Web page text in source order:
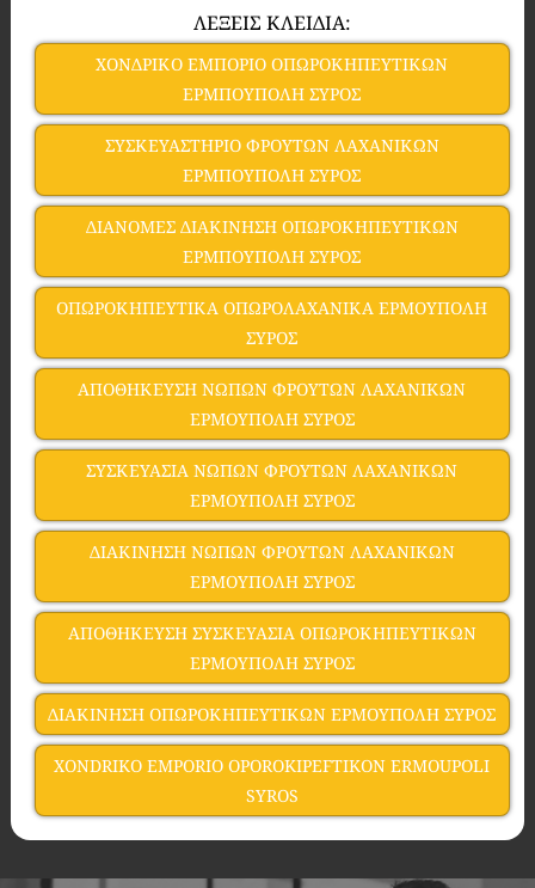
ΛΕΞΕΙΣ ΚΛΕΙΔΙΑ:
ΧΟΝΔΡΙΚΟ ΕΜΠΟΡΙΟ ΟΠΩΡΟΚΗΠΕΥΤΙΚΩΝ
ΕΡΜΠΟΥΠΟΛΗ ΣΥΡΟΣ
ΣΥΣΚΕΥΑΣΤΗΡΙΟ ΦΡΟΥΤΩΝ ΛΑΧΑΝΙΚΩΝ
ΕΡΜΠΟΥΠΟΛΗ ΣΥΡΟΣ
ΔΙΑΝΟΜΕΣ ΔΙΑΚΙΝΗΣΗ ΟΠΩΡΟΚΗΠΕΥΤΙΚΩΝ
ΕΡΜΠΟΥΠΟΛΗ ΣΥΡΟΣ
ΟΠΩΡΟΚΗΠΕΥΤΙΚΑ ΟΠΩΡΟΛΑΧΑΝΙΚΑ ΕΡΜΟΥΠΟΛΗ
ΣΥΡΟΣ
ΑΠΟΘΗΚΕΥΣΗ ΝΩΠΩΝ ΦΡΟΥΤΩΝ ΛΑΧΑΝΙΚΩΝ
ΕΡΜΟΥΠΟΛΗ ΣΥΡΟΣ
ΣΥΣΚΕΥΑΣΙΑ ΝΩΠΩΝ ΦΡΟΥΤΩΝ ΛΑΧΑΝΙΚΩΝ
ΕΡΜΟΥΠΟΛΗ ΣΥΡΟΣ
ΔΙΑΚΙΝΗΣΗ ΝΩΠΩΝ ΦΡΟΥΤΩΝ ΛΑΧΑΝΙΚΩΝ
ΕΡΜΟΥΠΟΛΗ ΣΥΡΟΣ
ΑΠΟΘΗΚΕΥΣΗ ΣΥΣΚΕΥΑΣΙΑ ΟΠΩΡΟΚΗΠΕΥΤΙΚΩΝ
ΕΡΜΟΥΠΟΛΗ ΣΥΡΟΣ
ΔΙΑΚΙΝΗΣΗ ΟΠΩΡΟΚΗΠΕΥΤΙΚΩΝ ΕΡΜΟΥΠΟΛΗ ΣΥΡΟΣ
XONDRIKO EMPORIO OPOROKIPEFTIKON ERMOUPOLI
SYROS